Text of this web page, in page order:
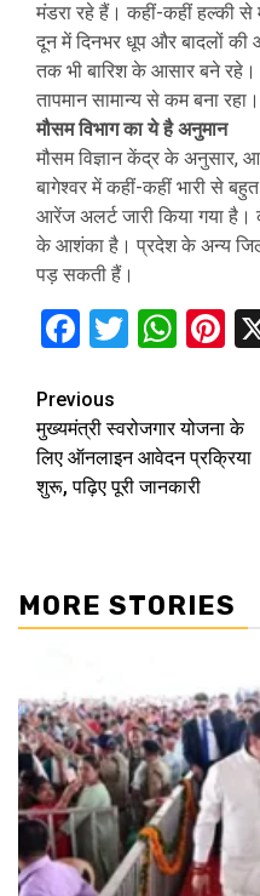
मंडरा रहे हैं। कहीं-कहीं हल्की से
दून में दिनभर धूप और बादलों की
तक भी बारिश के आसार बने रहे।
तापमान सामान्य से कम बना रहा।
मौसम विभाग का ये है अनुमान
मौसम विज्ञान केंद्र के अनुसार,
बागेश्वर में कहीं-कहीं भारी से
आरेंज अलर्ट जारी किया गया
के आशंका है। प्रदेश के अन्य
पड़ सकती हैं।
Facebook
Twitter
Continue
Reading
Previous
मुख्यमंत्री स्वरोजगार योजना के
लिए ऑनलाइन आवेदन प्रक्रिया
शुरू, पढ़िए पूरी जानकारी
MORE STORIES